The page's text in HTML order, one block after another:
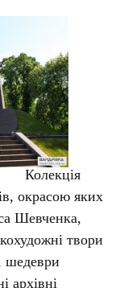
Колекція
окрасою яких
Шевченка,
твори
шедеври
архівні